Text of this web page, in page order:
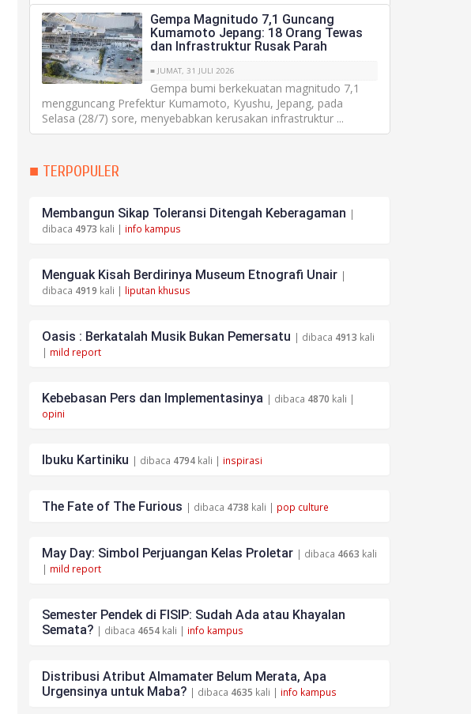
Gempa Magnitudo 7,1 Guncang
Kumamoto Jepang: 18 Orang Tewas
dan Infrastruktur Rusak Parah
■ JUMAT, 31 JULI 2026
Gempa bumi berkekuatan magnitudo 7,1
mengguncang Prefektur Kumamoto, Kyushu, Jepang, pada
Selasa (28/7) sore, menyebabkan kerusakan infrastruktur ...
■ TERPOPULER
Membangun Sikap Toleransi Ditengah Keberagaman |
dibaca 4973 kali | info kampus
Menguak Kisah Berdirinya Museum Etnografi Unair |
dibaca 4919 kali | liputan khusus
Oasis : Berkatalah Musik Bukan Pemersatu | dibaca 4913 kali
| mild report
Kebebasan Pers dan Implementasinya | dibaca 4870 kali |
opini
Ibuku Kartiniku | dibaca 4794kali | inspirasi
The Fate of The Furious | dibaca 4738 kali | pop culture
May Day: Simbol Perjuangan Kelas Proletar | dibaca 4663 kali
| mild report
Semester Pendek di FISIP: Sudah Ada atau Khayalan
Semata? | dibaca 4654kali | info kampus
Distribusi Atribut Almamater Belum Merata, Apa
Urgensinya untuk Maba? | dibaca 4635 kali | info kampus